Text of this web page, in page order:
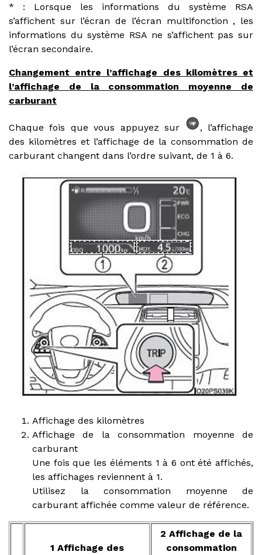
* : Lorsque les informations du système RSA
s’affichent sur l’écran de l’écran multifonction , les
informations du système RSA ne s’affichent pas sur
l’écran secondaire.
Changement entre l’affichage des kilomètres et
l’affichage de la consommation moyenne de
carburant
Chaque fois que vous appuyez sur
, l’affichage
des kilomètres et l’affichage de la consommation de
carburant changent dans l’ordre suivant, de 1 à 6.
Affichage des kilomètres
Affichage de la consommation moyenne de
carburant
Une fois que les éléments 1 à 6 ont été affichés,
les affichages reviennent à 1.
Utilisez la consommation moyenne de
carburant affichée comme valeur de référence.
1 Affichage des
2 Affichage de la
consommation